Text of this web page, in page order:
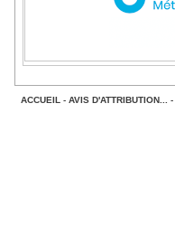
ACCUEIL - AVIS D'ATTRIBUTION... -